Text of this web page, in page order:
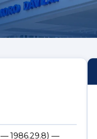
— 1986.29.8) —